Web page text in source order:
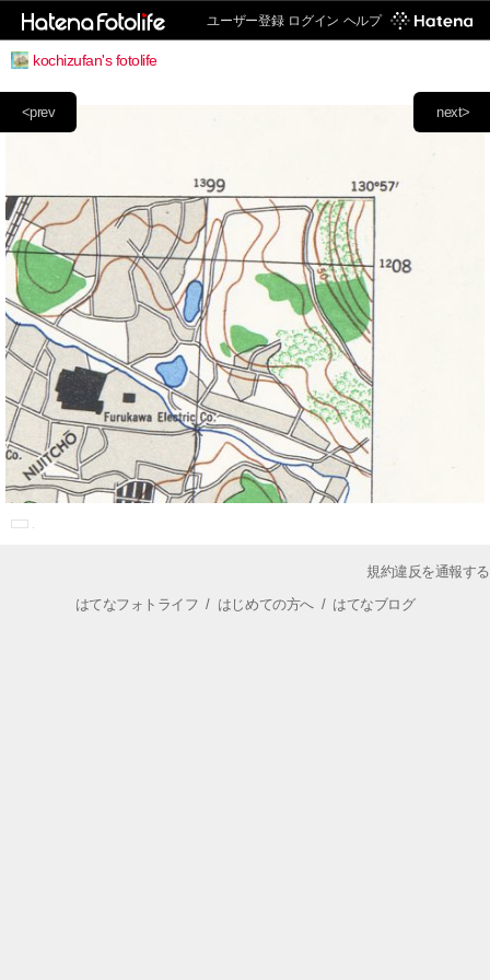
ユーザー登録 ログイン ヘルプ
kochizufan's fotolife
next>
<prev
規約違反を通報する
はてなフォトライフ / はじめての方へ/ はてなブログ